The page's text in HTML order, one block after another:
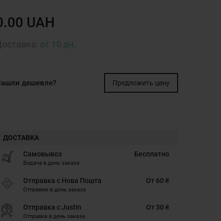
UAH
от 10 дн.
дешевле? Предложить цену
ДОСТАВКА
Самовывоз
Видача в день заказа
Бесплатно
Отправка с Нова Пошта
Отправим в день заказа
От 60 ₴
Отправка с JustIn
Отправка в день заказа
От 30 ₴